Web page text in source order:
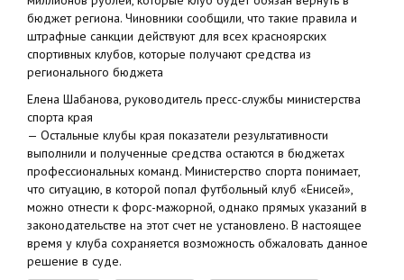
бюджет региона. Чиновники сообщили, что такие правила и
штрафные санкции действуют для всех красноярских
спортивных клубов, которые получают средства из
регионального бюджета
Елена Шабанова, руководитель пресс-службы министерства
спорта края
— Остальные клубы края показатели результативности
выполнили и полученные средства остаются в бюджетах
профессиональных команд. Министерство спорта понимает,
что ситуацию, в которой попал футбольный клуб «Енисей»,
можно отнести к форс-мажорной, однако прямых указаний в
законодательстве на этот счет не установлено. В настоящее
время у клуба сохраняется возможность обжаловать данное
решение в суде.